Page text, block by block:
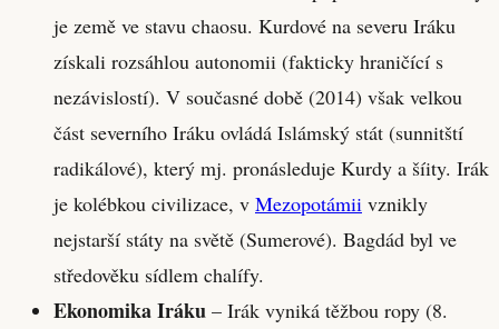
je země ve stavu chaosu. Kurdové na severu Iráku
získali rozsáhlou autonomii (fakticky hraničící s
nezávislostí). V současné době (2014) však velkou
část severního Iráku ovládá Islámský stát (sunnitští
radikálové), který mj. pronásleduje Kurdy a šíity. Irák
je kolébkou civilizace, v Mezopotámii vznikly
nejstarší státy na světě (Sumerové). Bagdád byl ve
středověku sídlem chalífy.
Ekonomika Iráku – Irák vyniká těžbou ropy (8.